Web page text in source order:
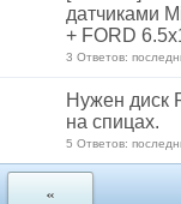
датчиками
+ FORD
3 Ответов:
Нужен диск
на спицах.
5 Ответов:
«